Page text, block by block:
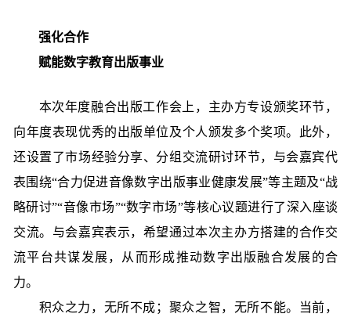
强化合作
赋能数字教育出版事业
本次年度融合出版工作会上，主办方专设颁奖环节，
向年度表现优秀的出版单位及个人颁发多个奖项。此外，
还设置了市场经验分享、分组交流研讨环节，与会嘉宾代
表围绕“合力促进音像数字出版事业健康发展”等主题及“战
略研讨”“音像市场”“数字市场”等核心议题进行了深入座谈
交流。与会嘉宾表示，希望通过本次主办方搭建的合作交
流平台共谋发展，从而形成推动数字出版融合发展的合
力。
积众之力，无所不成；聚众之智，无所不能。当前，